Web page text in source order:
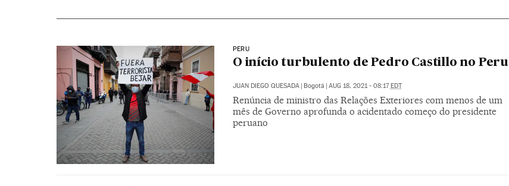
PERU
O início turbulento de Pedro Castillo no Peru
JUAN DIEGO QUESADA | Bogotá | AUG 18, 2021 - 08:17EDT
Renúncia de ministro das Relações Exteriores com menos de um
mês de Governo aprofunda o acidentado começo do presidente
peruano